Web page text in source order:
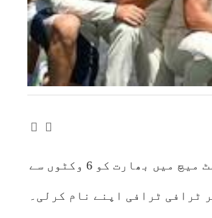
سڈنی(نمائندہ خصوصی)آسٹریلیا نے سڈنی ٹیسٹ میچ میں بھارت کو 6 وکٹوں سے
ٹرافی ٹرافی اپنے نام کرلی۔